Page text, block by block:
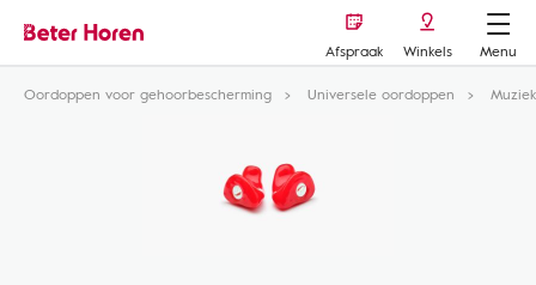
Afspraak Winkels
Menu
Oordoppen voor gehoorbescherming
Universele oordoppen